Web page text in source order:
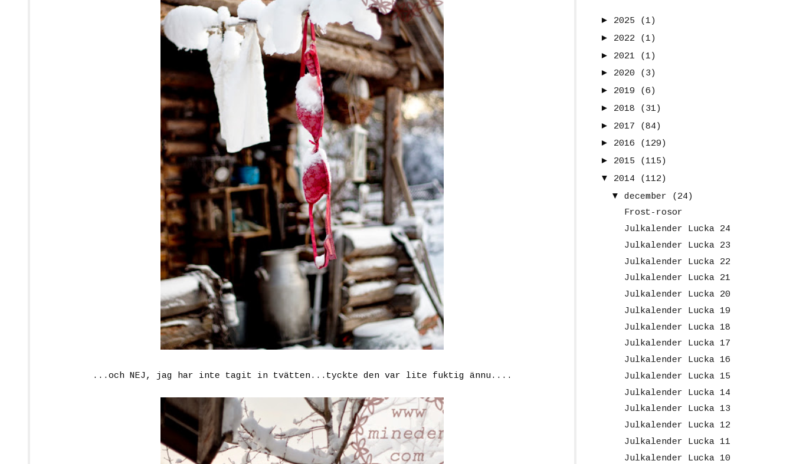
...och NEJ, jag har inte tagit in tvätten...tyckte den var lite fuktig ännu....
► 2025
(1)
► 2022
(1)
► 2021
(1)
► 2020
(3)
► 2019
(6)
► 2018
(31)
► 2017
(84)
► 2016
(129)
► 2015
(115)
▼
2014
(112)
▼
december
(24)
Frost-rosor
Julkalender Lucka 24
Julkalender Lucka 23
Julkalender Lucka 22
Julkalender Lucka 21
Julkalender Lucka 20
Julkalender Lucka 19
Julkalender Lucka 18
Julkalender Lucka 17
Julkalender Lucka 16
Julkalender Lucka 15
Julkalender Lucka 14
Julkalender Lucka 13
Julkalender Lucka 12
Julkalender Lucka 11
Julkalender Lucka 10